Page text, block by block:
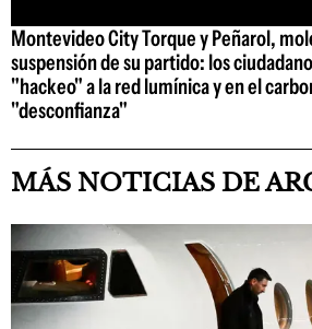
Montevideo City Torque y Peñarol,
suspensión de su partido: los
"hackeo" a la red lumínica y en el
"desconfianza"
MÁS NOTICIAS DE